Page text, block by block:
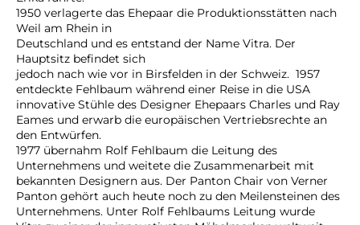
1950 verlagerte das Ehepaar die Produktionsstätten nach
Weil am Rhein in
Deutschland und es entstand der Name Vitra. Der
Hauptsitz befindet sich
jedoch nach wie vor in Birsfelden in der Schweiz. 1957
entdeckte Fehlbaum während einer Reise in die USA
innovative Stühle des Designer Ehepaars Charles und Ray
Eames und erwarb die europäischen Vertriebsrechte an
den Entwürfen.
1977 übernahm Rolf Fehlbaum die Leitung des
Unternehmens und weitete die Zusammenarbeit mit
bekannten Designern aus. Der Panton Chair von Verner
Panton gehört auch heute noch zu den Meilensteinen des
Unternehmens. Unter Rolf Fehlbaums Leitung wurde